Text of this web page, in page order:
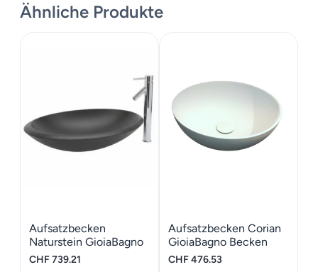
Maße 91 × 88 cm
Ähnliche Produkte
Aufsatzbecken
Naturstein GioiaBagno
Nero Assoluto 55
CHF739.21
Aufsatzbecken Corian
GioiaBagno Becken
Claire-36
CHF476.53